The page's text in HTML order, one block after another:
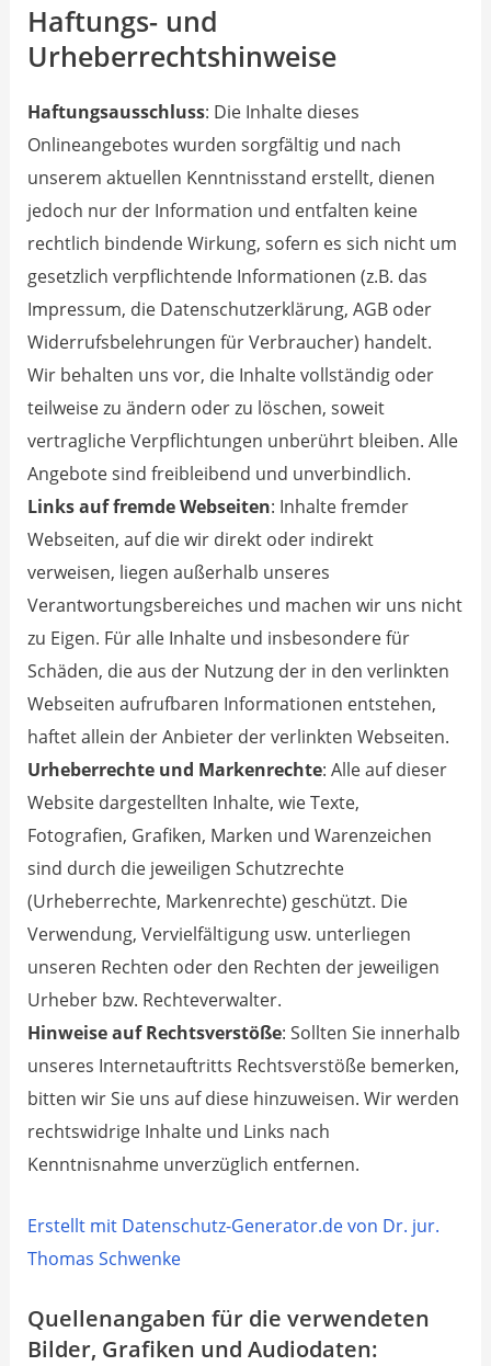
Haftungs- und
Urheberrechtshinweise
Haftungsausschluss: Die Inhalte dieses
Onlineangebotes wurden sorgfältig und nach
unserem aktuellen Kenntnisstand erstellt, dienen
jedoch nur der Information und entfalten keine
rechtlich bindende Wirkung, sofern es sich nicht um
gesetzlich verpflichtende Informationen (z.B. das
Impressum, die Datenschutzerklärung, AGB oder
Widerrufsbelehrungen für Verbraucher) handelt.
Wir behalten uns vor, die Inhalte vollständig oder
teilweise zu ändern oder zu löschen, soweit
vertragliche Verpflichtungen unberührt bleiben. Alle
Angebote sind freibleibend und unverbindlich.
Links auf fremde Webseiten: Inhalte fremder
Webseiten, auf die wir direkt oder indirekt
verweisen, liegen außerhalb unseres
Verantwortungsbereiches und machen wir uns nicht
zu Eigen. Für alle Inhalte und insbesondere für
Schäden, die aus der Nutzung der in den verlinkten
Webseiten aufrufbaren Informationen entstehen,
haftet allein der Anbieter der verlinkten Webseiten.
Urheberrechte und Markenrechte: Alle auf dieser
Website dargestellten Inhalte, wie Texte,
Fotografien, Grafiken, Marken und Warenzeichen
sind durch die jeweiligen Schutzrechte
(Urheberrechte, Markenrechte) geschützt. Die
Verwendung, Vervielfältigung usw. unterliegen
unseren Rechten oder den Rechten der jeweiligen
Urheber bzw. Rechteverwalter.
Hinweise auf Rechtsverstöße: Sollten Sie innerhalb
unseres Internetauftritts Rechtsverstöße bemerken,
bitten wir Sie uns auf diese hinzuweisen. Wir werden
rechtswidrige Inhalte und Links nach
Kenntnisnahme unverzüglich entfernen.
Erstellt mit Datenschutz-Generator.de von Dr. jur.
Thomas Schwenke
​Quellenangaben für die verwendeten
Bilder, Grafiken und Audiodaten: